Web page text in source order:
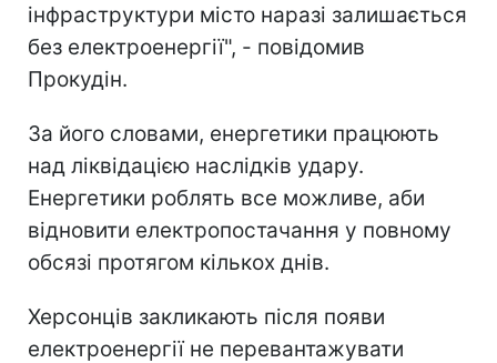
інфраструктури місто наразі залишається
без електроенергії", - повідомив
Прокудін.
За його словами, енергетики працюють
над ліквідацією наслідків удару.
Енергетики роблять все можливе, аби
відновити електропостачання у повному
обсязі протягом кількох днів.
Херсонців закликають після появи
електроенергії не перевантажувати